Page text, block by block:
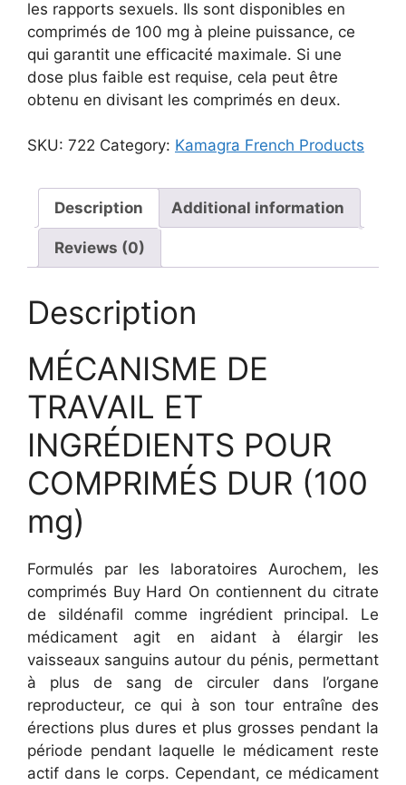
les rapports sexuels. Ils sont disponibles en
comprimés de 100 mg à pleine puissance, ce
qui garantit une efficacité maximale. Si une
dose plus faible est requise, cela peut être
obtenu en divisant les comprimés en deux.
SKU: 722 Category: Kamagra French Products
Description Additional information
Reviews (0)
Description
MÉCANISME DE
TRAVAIL ET
INGRÉDIENTS POUR
COMPRIMÉS DUR (100
mg)
Formulés par les laboratoires Aurochem, les
comprimés Buy Hard On contiennent du citrate
de sildénafil comme ingrédient principal. Le
médicament agit en aidant à élargir les
vaisseaux sanguins autour du pénis, permettant
à plus de sang de circuler dans l’organe
reproducteur, ce qui à son tour entraîne des
érections plus dures et plus grosses pendant la
période pendant laquelle le médicament reste
actif dans le corps. Cependant, ce médicament